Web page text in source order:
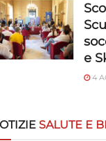
e
4
SALUTE E